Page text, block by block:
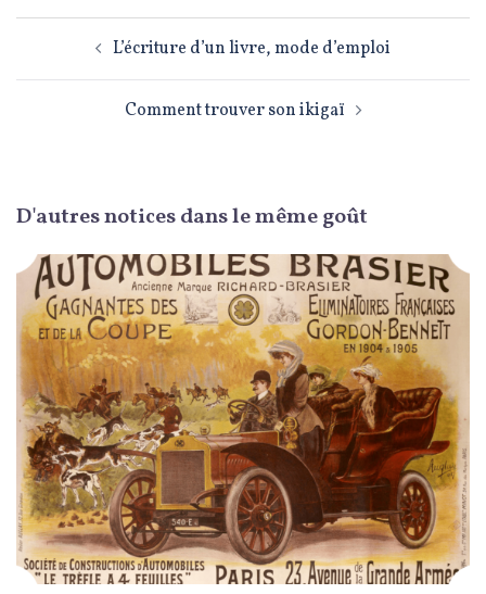
Navigation
d’article L’écriture d’un livre, mode d’emploi
Comment trouver son ikigaï
D'autres notices dans le même goût